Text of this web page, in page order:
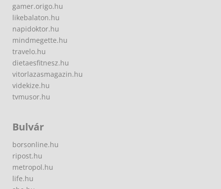
gamer.origo.hu
likebalaton.hu
napidoktor.hu
mindmegette.hu
travelo.hu
dietaesfitnesz.hu
vitorlazasmagazin.hu
videkize.hu
tvmusor.hu
Bulvár
borsonline.hu
ripost.hu
metropol.hu
life.hu